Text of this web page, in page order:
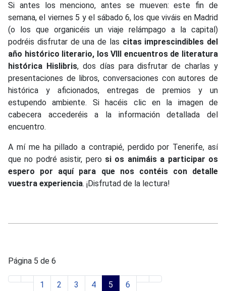
Si antes los menciono, antes se mueven: este fin de
semana, el viernes 5 y el sábado 6, los que viváis en Madrid
(o los que organicéis un viaje relámpago a la capital)
podréis disfrutar de una de las citas imprescindibles del
año histórico literario, los VIII encuentros de literatura
histórica Hislibris, dos días para disfrutar de charlas y
presentaciones de libros, conversaciones con autores de
histórica y aficionados, entregas de premios y un
estupendo ambiente. Si hacéis clic en la imagen de
cabecera accederéis a la información detallada del
encuentro.
A mí me ha pillado a contrapié, perdido por Tenerife, así
que no podré asistir, pero si os animáis a participar os
espero por aquí para que nos contéis con detalle
vuestra experiencia. ¡Disfrutad de la lectura!
Página 5 de 6
1 2 3 4 5 6